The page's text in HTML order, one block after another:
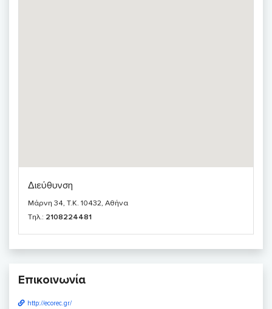
Διεύθυνση
Μάρνη 34, T.K. 10432, Αθήνα
Τηλ.: 2108224481
Επικοινωνία
http://ecorec.gr/